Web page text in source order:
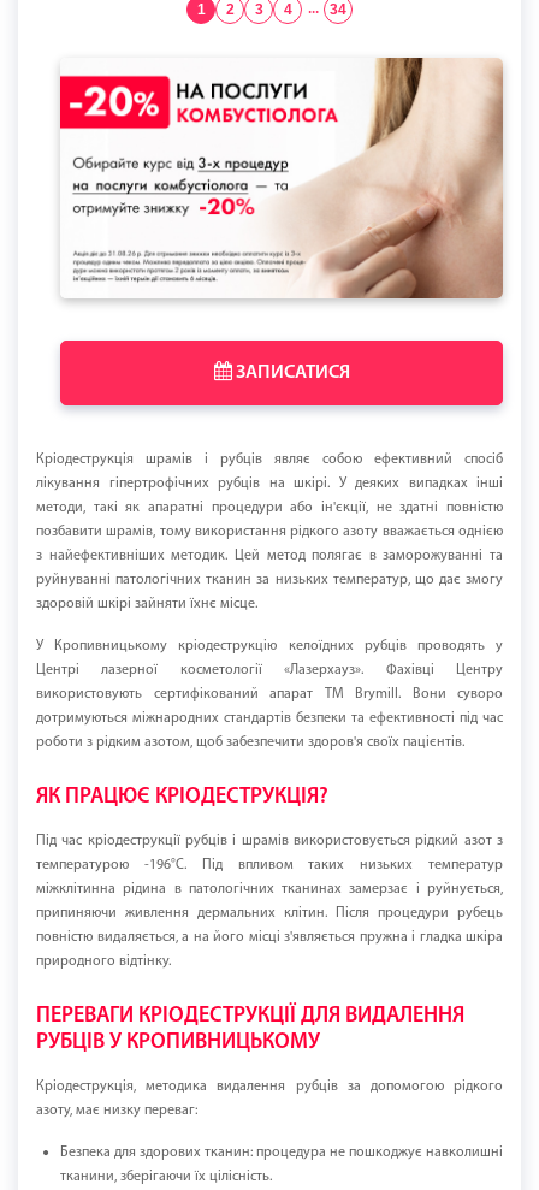
1 2 3 4 ... 34
ЗАПИСАТИСЯ
Кріодеструкція шрамів і рубців являє собою ефективний спосіб
лікування гіпертрофічних рубців на шкірі. У деяких випадках інші
методи, такі як апаратні процедури або ін'єкції, не здатні повністю
позбавити шрамів, тому використання рідкого азоту вважається однією
з найефективніших методик. Цей метод полягає в заморожуванні та
руйнуванні патологічних тканин за низьких температур, що дає змогу
здоровій шкірі зайняти їхнє місце.
У Кропивницькому кріодеструкцію келоїдних рубців проводять у
Центрі лазерної косметології «Лазерхауз». Фахівці Центру
використовують сертифікований апарат ТМ Brymill. Вони суворо
дотримуються міжнародних стандартів безпеки та ефективності під час
роботи з рідким азотом, щоб забезпечити здоров'я своїх пацієнтів.
ЯК ПРАЦЮЄ КРІОДЕСТРУКЦІЯ?
Під час кріодеструкції рубців і шрамів використовується рідкий азот з
температурою -196°C. Під впливом таких низьких температур
міжклітинна рідина в патологічних тканинах замерзає і руйнується,
припиняючи живлення дермальних клітин. Після процедури рубець
повністю видаляється, а на його місці з'являється пружна і гладка шкіра
природного відтінку.
ПЕРЕВАГИ КРІОДЕСТРУКЦІЇ ДЛЯ ВИДАЛЕННЯ
РУБЦІВ У КРОПИВНИЦЬКОМУ
Кріодеструкція, методика видалення рубців за допомогою рідкого
азоту, має низку переваг:
Безпека для здорових тканин: процедура не пошкоджує навколишні
тканини, зберігаючи їх цілісність.